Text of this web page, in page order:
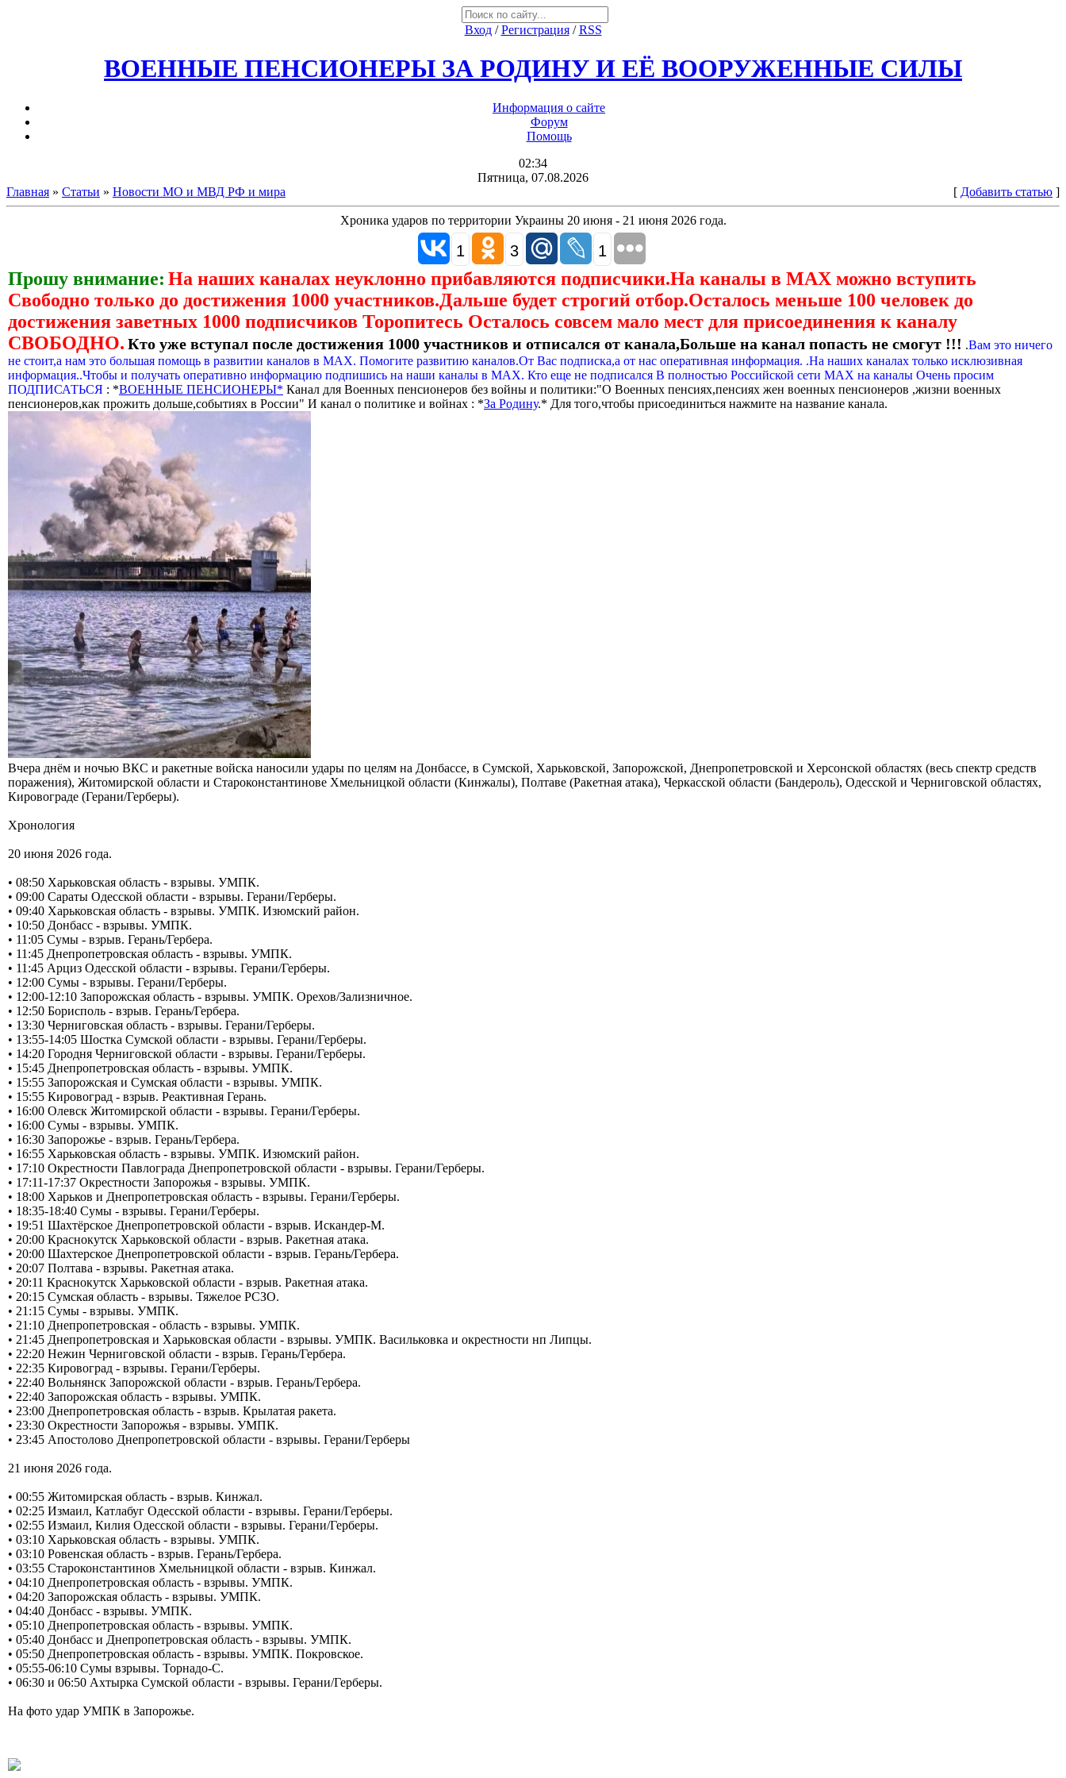
Вход/Регистрация/RSS
ВОЕННЫЕ ПЕНСИОНЕРЫ ЗА РОДИНУ И ЕЁ ВООРУЖЕННЫЕ СИЛЫ
Информация о сайте
Форум
Помощь
02:34
Пятница, 07.08.2026
Главная » Статьи » Новости МО и МВД РФ и мира [ Добавить статью ]
Хроника ударов по территории Украины 20 июня - 21 июня 2026 года.
1 3 1
Прошу внимание: На наших каналах неуклонно прибавляются подписчики.На каналы в МАХ можно вступить
Свободно только до достижения 1000 участников.Дальше будет строгий отбор.Осталось меньше 100 человек до
достижения заветных 1000 подписчиков Торопитесь Осталось совсем мало мест для присоединения к каналу
СВОБОДНО. Кто уже вступал после достижения 1000 участников и отписался от канала,Больше на канал попасть не смогут !!! .Вам это ничего
не стоит,а нам это большая помощь в развитии каналов в МАХ. Помогите развитию каналов.От Вас подписка,а от нас оперативная информация. .На наших каналах только исклюзивная
информация..Чтобы и получать оперативно информацию подпишись на наши каналы в МАХ. Кто еще не подписался В полностью Российской сети МАХ на каналы Очень просим
ПОДПИСАТЬСЯ : *ВОЕННЫЕ ПЕНСИОНЕРЫ* Канал для Военных пенсионеров без войны и политики:"О Военных пенсиях,пенсиях жен военных пенсионеров ,жизни военных
пенсионеров,как прожить дольше,событиях в России" И канал о политике и войнах : *За Родину.* Для того,чтобы присоединиться нажмите на название канала.
Вчера днём и ночью ВКС и ракетные войска наносили удары по целям на Донбассе, в Сумской, Харьковской, Запорожской, Днепропетровской и Херсонской областях (весь спектр средств
поражения), Житомирской области и Староконстантинове Хмельницкой области (Кинжалы), Полтаве (Ракетная атака), Черкасской области (Бандероль), Одесской и Черниговской областях,
Кировограде (Герани/Герберы).
Хронология
20 июня 2026 года.
• 08:50 Харьковская область - взрывы. УМПК.
• 09:00 Сараты Одесской области - взрывы. Герани/Герберы.
• 09:40 Харьковская область - взрывы. УМПК. Изюмский район.
• 10:50 Донбасс - взрывы. УМПК.
• 11:05 Сумы - взрыв. Герань/Гербера.
• 11:45 Днепропетровская область - взрывы. УМПК.
• 11:45 Арциз Одесской области - взрывы. Герани/Герберы.
• 12:00 Сумы - взрывы. Герани/Герберы.
• 12:00-12:10 Запорожская область - взрывы. УМПК. Орехов/Зализничное.
• 12:50 Борисполь - взрыв. Герань/Гербера.
• 13:30 Черниговская область - взрывы. Герани/Герберы.
• 13:55-14:05 Шостка Сумской области - взрывы. Герани/Герберы.
• 14:20 Городня Черниговской области - взрывы. Герани/Герберы.
• 15:45 Днепропетровская область - взрывы. УМПК.
• 15:55 Запорожская и Сумская области - взрывы. УМПК.
• 15:55 Кировоград - взрыв. Реактивная Герань.
• 16:00 Олевск Житомирской области - взрывы. Герани/Герберы.
• 16:00 Сумы - взрывы. УМПК.
• 16:30 Запорожье - взрыв. Герань/Гербера.
• 16:55 Харьковская область - взрывы. УМПК. Изюмский район.
• 17:10 Окрестности Павлограда Днепропетровской области - взрывы. Герани/Герберы.
• 17:11-17:37 Окрестности Запорожья - взрывы. УМПК.
• 18:00 Харьков и Днепропетровская область - взрывы. Герани/Герберы.
• 18:35-18:40 Сумы - взрывы. Герани/Герберы.
• 19:51 Шахтёрское Днепропетровской области - взрыв. Искандер-М.
• 20:00 Краснокутск Харьковской области - взрыв. Ракетная атака.
• 20:00 Шахтерское Днепропетровской области - взрыв. Герань/Гербера.
• 20:07 Полтава - взрывы. Ракетная атака.
• 20:11 Краснокутск Харьковской области - взрыв. Ракетная атака.
• 20:15 Сумская область - взрывы. Тяжелое РСЗО.
• 21:15 Сумы - взрывы. УМПК.
• 21:10 Днепропетровская - область - взрывы. УМПК.
• 21:45 Днепропетровская и Харьковская области - взрывы. УМПК. Васильковка и окрестности нп Липцы.
• 22:20 Нежин Черниговской области - взрыв. Герань/Гербера.
• 22:35 Кировоград - взрывы. Герани/Герберы.
• 22:40 Вольнянск Запорожской области - взрыв. Герань/Гербера.
• 22:40 Запорожская область - взрывы. УМПК.
• 23:00 Днепропетровская область - взрыв. Крылатая ракета.
• 23:30 Окрестности Запорожья - взрывы. УМПК.
• 23:45 Апостолово Днепропетровской области - взрывы. Герани/Герберы
21 июня 2026 года.
• 00:55 Житомирская область - взрыв. Кинжал.
• 02:25 Измаил, Катлабуг Одесской области - взрывы. Герани/Герберы.
• 02:55 Измаил, Килия Одесской области - взрывы. Герани/Герберы.
• 03:10 Харьковская область - взрывы. УМПК.
• 03:10 Ровенская область - взрыв. Герань/Гербера.
• 03:55 Староконстантинов Хмельницкой области - взрыв. Кинжал.
• 04:10 Днепропетровская область - взрывы. УМПК.
• 04:20 Запорожская область - взрывы. УМПК.
• 04:40 Донбасс - взрывы. УМПК.
• 05:10 Днепропетровская область - взрывы. УМПК.
• 05:40 Донбасс и Днепропетровская область - взрывы. УМПК.
• 05:50 Днепропетровская область - взрывы. УМПК. Покровское.
• 05:55-06:10 Сумы взрывы. Торнадо-С.
• 06:30 и 06:50 Ахтырка Сумской области - взрывы. Герани/Герберы.
На фото удар УМПК в Запорожье.